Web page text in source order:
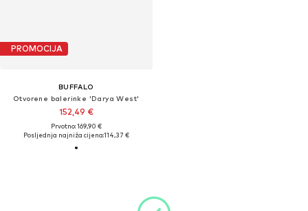
PROMOCIJA
BUFFALO
Otvorene balerinke 'Darya West'
152,49 €
Prvotno: 169,90 €
Posljednja najniža cijena:114,37 €